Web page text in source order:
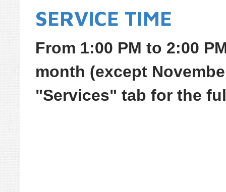
SERVICE TIME
From 1:00 PM to 2:00
month (except
"Services" tab for the